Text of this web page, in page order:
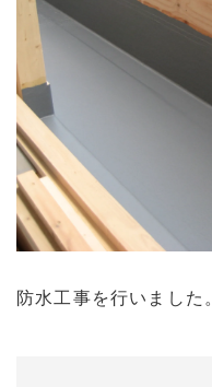
防水工事を行いました。